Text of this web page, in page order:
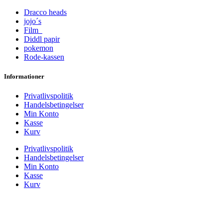
Dracco heads
jojo´s
Film
Diddl papir
pokemon
Rode-kassen
Informationer
Privatlivspolitik
Handelsbetingelser
Min Konto
Kasse
Kurv
Privatlivspolitik
Handelsbetingelser
Min Konto
Kasse
Kurv